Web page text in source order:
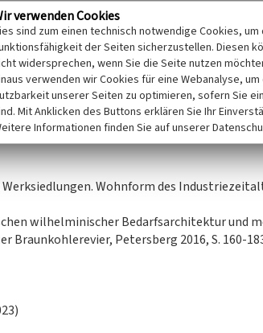
von straßenbegleitenden
gemeinsam. Die Glaswerksiedlung
Vergleich zur Bergarbeitersiedlung durch
und eine insgesamt engere
Wohnform des
wilhelminischer Bedarfsarchitektur und
Braunkohlerevier, Petersberg 2016, S. 160-
verwenden Cookies
sind zum einen technisch notwendige Cookies, um
der Seiten sicherzustellen. Diesen
widersprechen, wenn Sie die Seite nutzen
verwenden wir Cookies für eine Webanalyse, um
unserer Seiten zu optimieren, sofern Sie
Mit Anklicken des Buttons erklären Sie Ihr
Informationen finden Sie auf unserer